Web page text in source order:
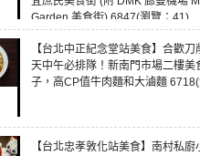
Garden 美食街) 6847(瀏覽：41)
【台北中正紀念堂站美食】合歡刀
天中午必排隊！新南門市場二樓美
子，高CP值牛肉麵和大滷麵
【台北忠孝敦化站美食】南村私廚